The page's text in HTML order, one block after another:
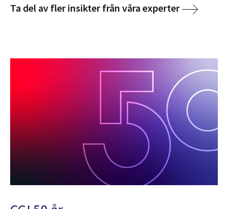
Ta del av fler insikter från våra experter